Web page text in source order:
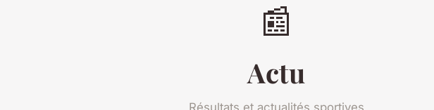
📰
Actu
Résultats et actualités sportives